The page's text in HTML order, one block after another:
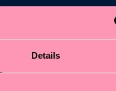
Details
du
auf